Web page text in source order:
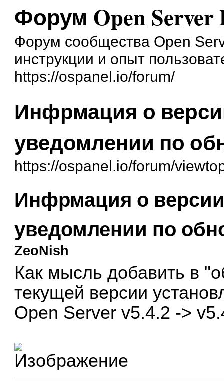
Форум Open Server
Форум сообщества Open
инструкции и опыт
https://ospanel.io/forum/
Инфрмация о
уведомлении по
https://ospanel.io/forum/
Инфрмация о версии
уведомлении по
ZeoNish
Как мысль добавить в
текущей версии
Open Server v5.4.2 ->